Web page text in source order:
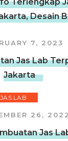
Terlengkap
Desain
7, 2023
Jas Lab
Jakarta
LAB
26, 2022
Jas